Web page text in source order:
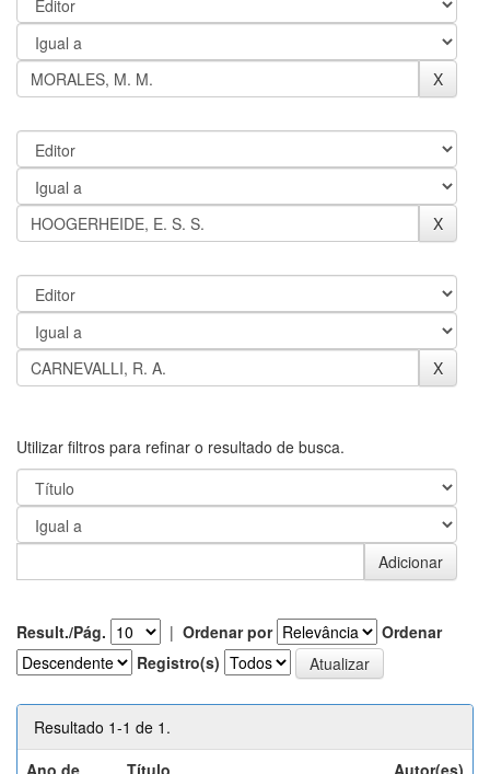
Utilizar filtros para refinar o resultado de busca.
Result./Pág. | Ordenar por
Ordenar
Registro(s)
Resultado 1-1 de 1.
Ano de
Título Autor(es)